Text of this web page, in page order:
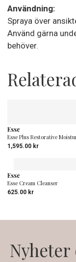
Användning:
Spraya över
Använd gärna
behöver.
Esse
Esse Plus Restorative
1,595.00 kr
Esse
Esse Cream Cleanser
625.00 kr